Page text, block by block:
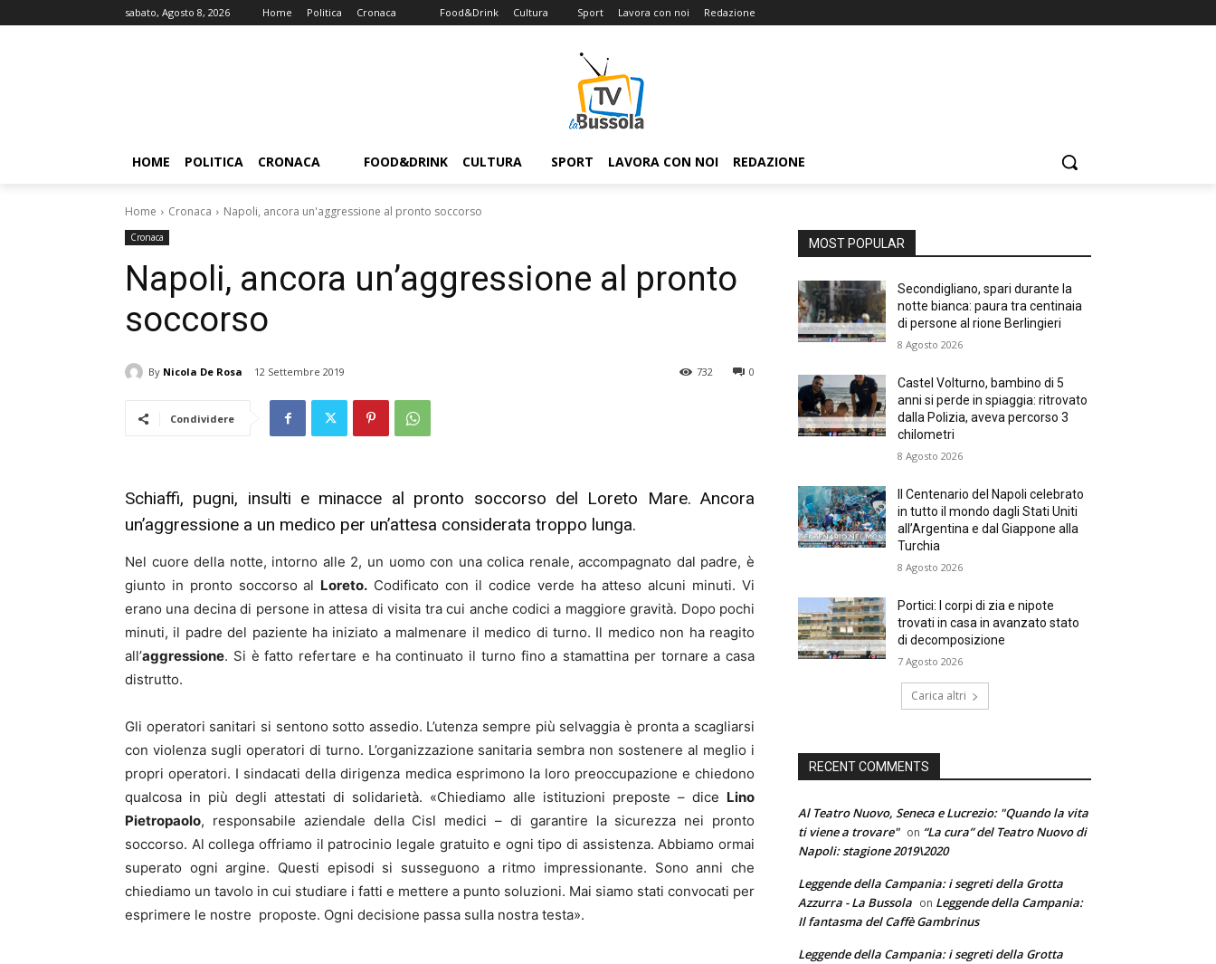
sabato, Agosto 8, 2026 Home Politica Cronaca Food&Drink Cultura Sport Lavora con noi Redazione
HOME POLITICA CRONACA FOOD&DRINK CULTURA SPORT LAVORA CON NOI REDAZIONE
Home Cronaca Napoli, ancora un'aggressione al pronto soccorso
Cronaca
Napoli, ancora un’aggressione al pronto
soccorso
By Nicola De Rosa 12 Settembre 2019 0
732
Condividere
Schiaffi, pugni, insulti e minacce al pronto soccorso del Loreto Mare. Ancora
un’aggressione a un medico per un’attesa considerata troppo lunga.
Nel cuore della notte, intorno alle 2, un uomo con una colica renale, accompagnato dal padre, è
giunto in pronto soccorso al Loreto. Codificato con il codice verde ha atteso alcuni minuti. Vi
erano una decina di persone in attesa di visita tra cui anche codici a maggiore gravità. Dopo pochi
minuti, il padre del paziente ha iniziato a malmenare il medico di turno. Il medico non ha reagito
all’aggressione. Si è fatto refertare e ha continuato il turno fino a stamattina per tornare a casa
distrutto.
Gli operatori sanitari si sentono sotto assedio. L’utenza sempre più selvaggia è pronta a scagliarsi
con violenza sugli operatori di turno. L’organizzazione sanitaria sembra non sostenere al meglio i
propri operatori. I sindacati della dirigenza medica esprimono la loro preoccupazione e chiedono
qualcosa in più degli attestati di solidarietà. «Chiediamo alle istituzioni preposte – dice Lino
Pietropaolo, responsabile aziendale della Cisl medici – di garantire la sicurezza nei pronto
soccorso. Al collega offriamo il patrocinio legale gratuito e ogni tipo di assistenza. Abbiamo ormai
superato ogni argine. Questi episodi si susseguono a ritmo impressionante. Sono anni che
chiediamo un tavolo in cui studiare i fatti e mettere a punto soluzioni. Mai siamo stati convocati per
esprimere le nostre proposte. Ogni decisione passa sulla nostra testa».
MOST POPULAR
Secondigliano, spari durante la
notte bianca: paura tra centinaia
di persone al rione Berlingieri
8 Agosto 2026
Castel Volturno, bambino di 5
anni si perde in spiaggia: ritrovato
dalla Polizia, aveva percorso 3
chilometri
8 Agosto 2026
Il Centenario del Napoli celebrato
in tutto il mondo dagli Stati Uniti
all’Argentina e dal Giappone alla
Turchia
8 Agosto 2026
Portici: I corpi di zia e nipote
trovati in casa in avanzato stato
di decomposizione
7 Agosto 2026
Carica altri
RECENT COMMENTS
Al Teatro Nuovo, Seneca e Lucrezio: "Quando la vita
ti viene a trovare" on “La cura” del Teatro Nuovo di
Napoli: stagione 2019\2020
Leggende della Campania: i segreti della Grotta
Azzurra - La Bussola on Leggende della Campania:
Il fantasma del Caffè Gambrinus
Leggende della Campania: i segreti della Grotta